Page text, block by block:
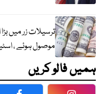
موصول ہوئے ،
ہمیں فالو کریں